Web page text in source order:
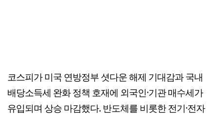
코스피가 미국 연방정부 셧다운 해제 기대감과 국내
배당소득세 완화 정책 호재에 외국인·기관 매수세가
유입되며 상승 마감했다. 반도체를 비롯한 전기·전자